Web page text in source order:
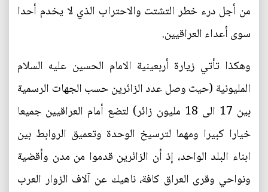
من أجل درء خطر التشتت والاحتراب الذي لا يخدم أحدا
سوى أعداء العراقيين.
وهكذا تأتي زيارة أربعينية الامام الحسين عليه السلام
المليونية (حيث وصل عدد الزائرين حسب الجهات الرسمية
بين 17 الى 18 مليون زائر) لتضع أمام العراقيين جميعا
خيارا كبيرا ومهما لترسيخ الوحدة وتعميق الروابط بين
ابناء البلد الواحد، إذ أن الزائرين قدموا من مدن وأقضية
ونواحي وقرى العراق كافة، ناهيك عن آلاف الزوار العرب